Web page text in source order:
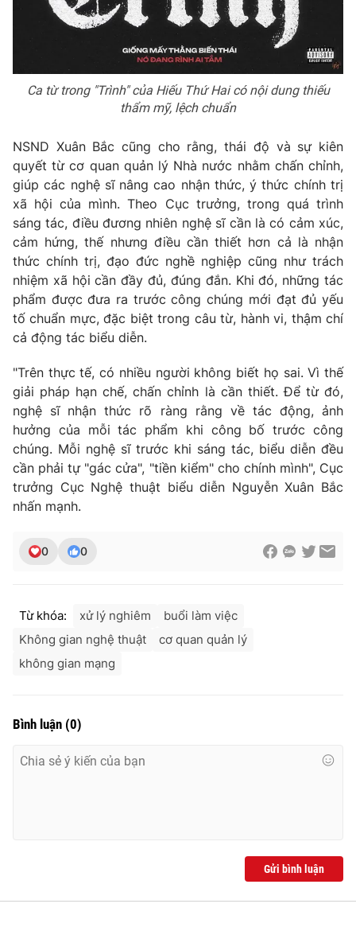
Ca từ trong "Trình" của Hiếu Thứ Hai có nội dung thiếu
thẩm mỹ, lệch chuẩn
NSND Xuân Bắc cũng cho rằng, thái độ và sự kiên
quyết từ cơ quan quản lý Nhà nước nhằm chấn chỉnh,
giúp các nghệ sĩ nâng cao nhận thức, ý thức chính trị
xã hội của mình. Theo Cục trưởng, trong quá trình
sáng tác, điều đương nhiên nghệ sĩ cần là có cảm xúc,
cảm hứng, thế nhưng điều cần thiết hơn cả là nhận
thức chính trị, đạo đức nghề nghiệp cũng như trách
nhiệm xã hội cần đầy đủ, đúng đắn. Khi đó, những tác
phẩm được đưa ra trước công chúng mới đạt đủ yếu
tố chuẩn mực, đặc biệt trong câu từ, hành vi, thậm chí
cả động tác biểu diễn.
"Trên thực tế, có nhiều người không biết họ sai. Vì thế
giải pháp hạn chế, chấn chỉnh là cần thiết. Để từ đó,
nghệ sĩ nhận thức rõ ràng rằng về tác động, ảnh
hưởng của mỗi tác phẩm khi công bố trước công
chúng. Mỗi nghệ sĩ trước khi sáng tác, biểu diễn đều
cần phải tự "gác cửa", "tiền kiểm" cho chính mình", Cục
trưởng Cục Nghệ thuật biểu diễn Nguyễn Xuân Bắc
nhấn mạnh.
0 0
Từ khóa: xử lý nghiêm
buổi làm việc
Không gian nghệ thuật
cơ quan quản lý
không gian mạng
Bình luận (0)
Gửi bình luận